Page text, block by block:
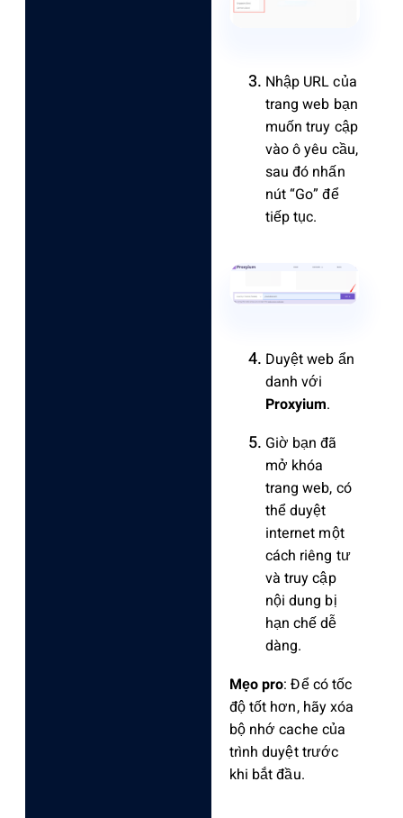
Nhập URL của
trang web bạn
muốn truy cập
vào ô yêu cầu,
sau đó nhấn
nút “Go” để
tiếp tục.
Duyệt web ẩn
danh với
Proxyium.
Giờ bạn đã
mở khóa
trang web, có
thể duyệt
internet một
cách riêng tư
và truy cập
nội dung bị
hạn chế dễ
dàng.
Mẹo pro: Để có tốc
độ tốt hơn, hãy xóa
bộ nhớ cache của
trình duyệt trước
khi bắt đầu.